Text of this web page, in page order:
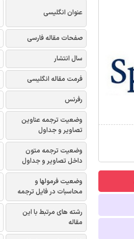
عنوان انگلیسی
صفحات مقاله فارسی
سال انتشار
فرمت مقاله انگلیسی
رفرنس
وضعیت ترجمه عناوین
تصاویر و جداول
وضعیت ترجمه متون
داخل تصاویر و جداول
وضعیت فرمولها و
محاسبات در فایل ترجمه
رشته های مرتبط با این
مقاله